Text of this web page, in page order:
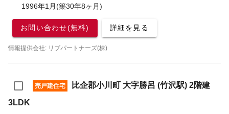
1996年1月(築30年8ヶ月)
お問い合わせ(無料) 詳細を見る
情報提供会社: リブパートナーズ(株)
売戸建住宅
比企郡小川町 大字勝呂 (竹沢駅) 2階建
3LDK